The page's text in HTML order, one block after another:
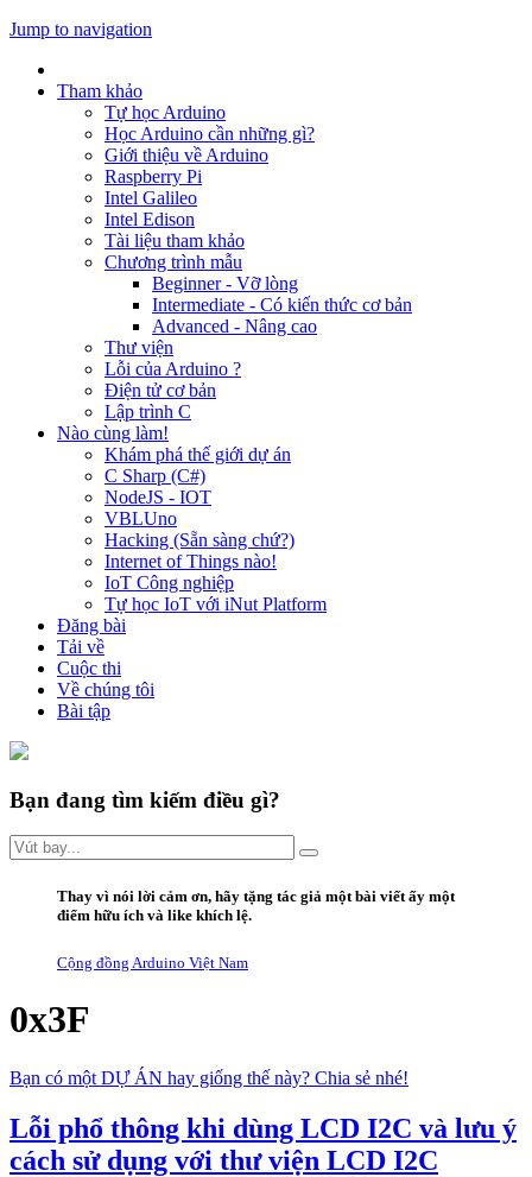
Jump to navigation
Tham khảo
Tự học Arduino
Học Arduino cần những gì?
Giới thiệu về Arduino
Raspberry Pi
Intel Galileo
Intel Edison
Tài liệu tham khảo
Chương trình mẫu
Beginner - Vỡ lòng
Intermediate - Có kiến thức cơ bản
Advanced - Nâng cao
Thư viện
Lỗi của Arduino ?
Điện tử cơ bản
Lập trình C
Nào cùng làm!
Khám phá thế giới dự án
C Sharp (C#)
NodeJS - IOT
VBLUno
Hacking (Sẵn sàng chứ?)
Internet of Things nào!
IoT Công nghiệp
Tự học IoT với iNut Platform
Đăng bài
Tải về
Cuộc thi
Về chúng tôi
Bài tập
Bạn đang tìm kiếm điều gì?
Thay vì nói lời cảm ơn, hãy tặng tác giả một bài viết ấy một
điểm hữu ích và like khích lệ.
Cộng đồng Arduino Việt Nam
0x3F
Bạn có một DỰ ÁN hay giống thế này? Chia sẻ nhé!
Lỗi phổ thông khi dùng LCD I2C và lưu ý
cách sử dụng với thư viện LCD I2C